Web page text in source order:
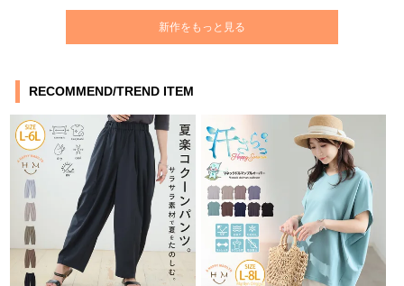
新作をもっと見る
RECOMMEND/TREND ITEM